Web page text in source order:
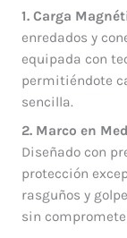
1. Carga
enredados y
equipada con
permitiéndote
sencilla.
2. Marco en
Diseñado con
protección
rasguños y
sin